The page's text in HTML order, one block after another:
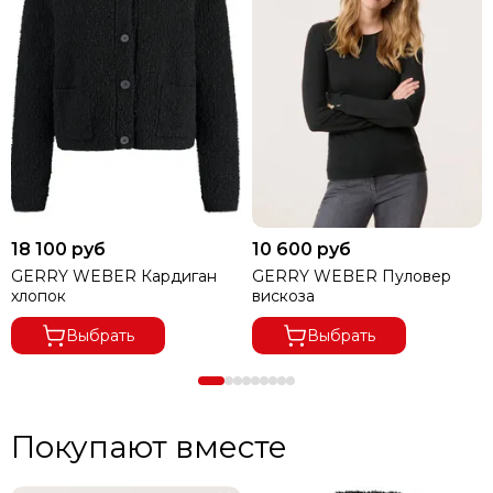
18 100 руб
GERRY WEBER Кардиган
хлопок
Выбрать
10 600 руб
GERRY WEBER Пуловер
вискоза
Выбрать
Покупают вместе